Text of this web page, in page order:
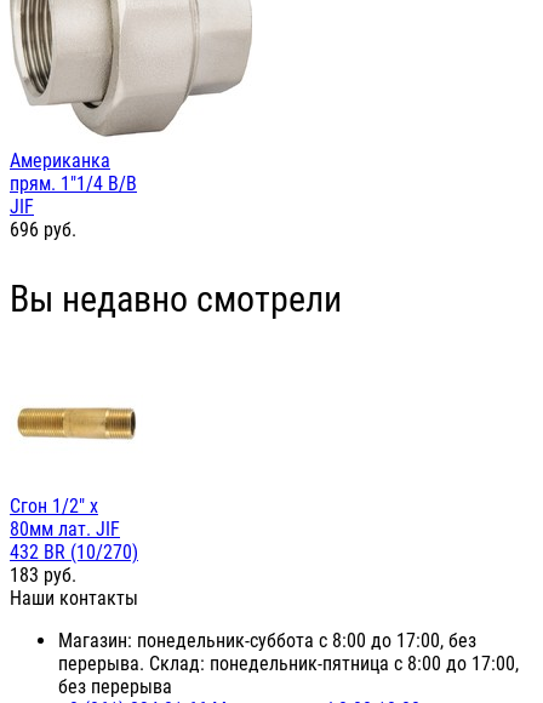
Американка
прям. 1"1/4 В/В
JIF
696 руб.
Вы недавно смотрели
Сгон 1/2" х
80мм лат. JIF
432 BR (10/270)
183 руб.
Наши контакты
Магазин: понедельник-суббота с 8:00 до 17:00, без
перерыва. Склад: понедельник-пятница с 8:00 до 17:00,
без перерыва